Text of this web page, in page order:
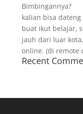
Bimbingannya?
kalian bisa
buat ikut belajar,
jauh dari luar
online. (di remote
Recent